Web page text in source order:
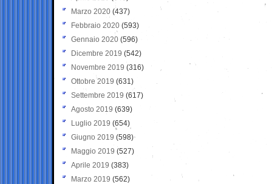
Marzo 2020 (437)
Febbraio 2020 (593)
Gennaio 2020 (596)
Dicembre 2019 (542)
Novembre 2019 (316)
Ottobre 2019 (631)
Settembre 2019 (617)
Agosto 2019 (639)
Luglio 2019 (654)
Giugno 2019 (598)
Maggio 2019 (527)
Aprile 2019 (383)
Marzo 2019 (562)